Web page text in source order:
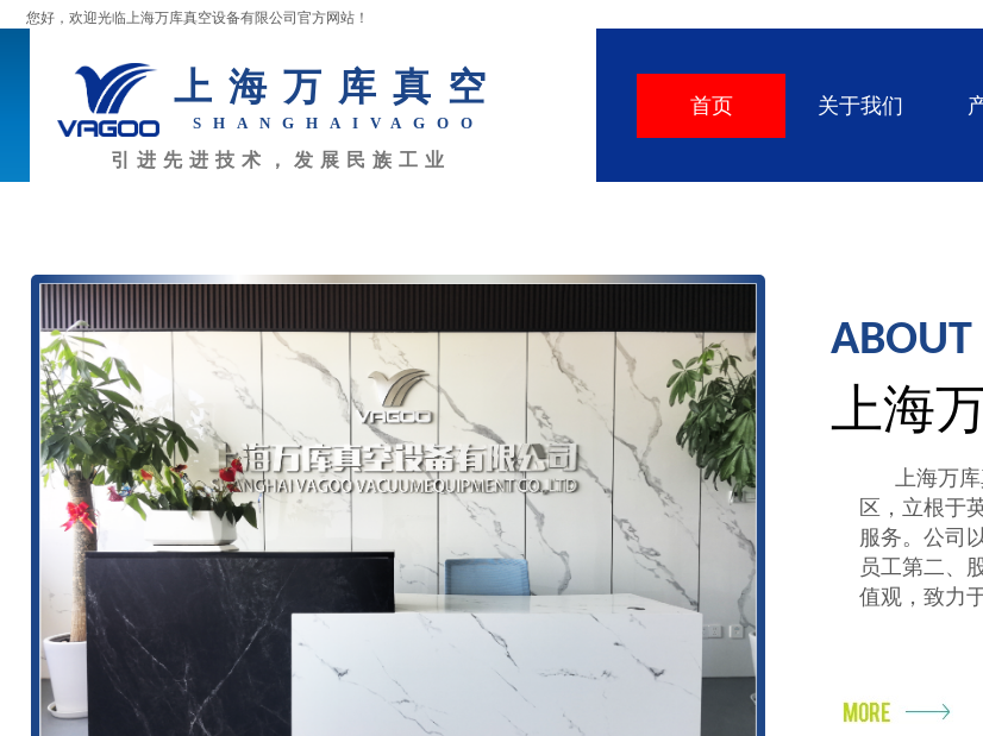
您好，欢迎光临上海万库真空设备有限公司官方网站！
上海万库真空
SHANGHAI VAGOO
首页 关于我们
引进先进技术，发展民族工业
上海万库
区，立根于
服务。公司
员工第二、
值观，致力
ABOUT
上海
VAGOO-
万库真空- 让真空获得轻而易举